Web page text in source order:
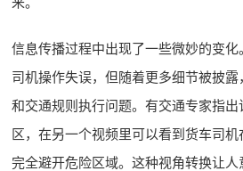
信息传播过程中出现了一些微妙的变
司机操作失误，但随着更多细节被披
和交通规则执行问题。有交通专家指
区，在另一个视频里可以看到货车司
完全避开危险区域。这种视角转换让